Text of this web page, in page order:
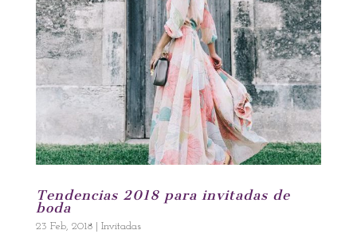
Tendencias 2018 para invitadas de
boda
23 Feb, 2018| Invitadas